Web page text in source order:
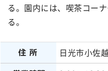
る。園内には、喫茶コー
る。
住所 日光市小佐